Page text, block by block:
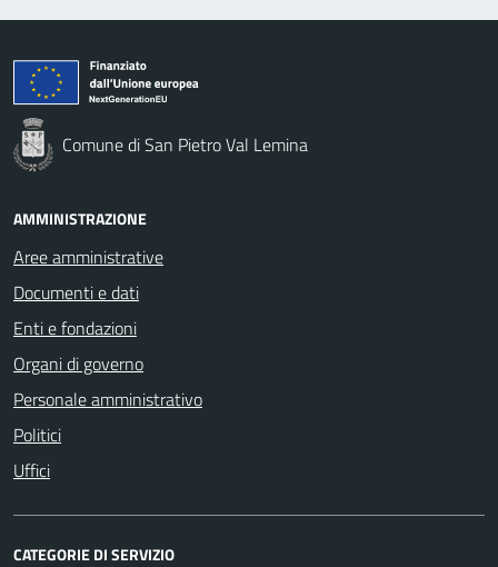
Comune di San Pietro Val Lemina
AMMINISTRAZIONE
Aree amministrative
Documenti e dati
Enti e fondazioni
Organi di governo
Personale amministrativo
Politici
Uffici
CATEGORIE DI SERVIZIO